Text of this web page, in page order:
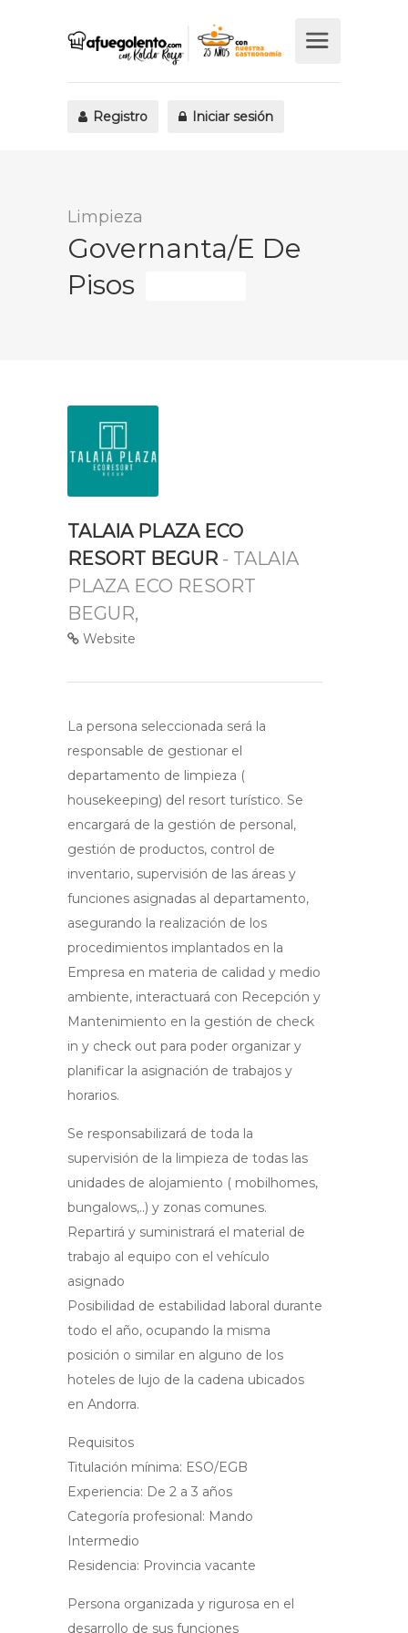
Registro Iniciar sesión
Limpieza
Governanta/e De
Pisos
TALAIA PLAZA ECO
RESORT BEGUR - TALAIA
PLAZA ECO RESORT
BEGUR,
Website
La persona seleccionada será la
responsable de gestionar el
departamento de limpieza (
housekeeping) del resort turístico. Se
encargará de la gestión de personal,
gestión de productos, control de
inventario, supervisión de las áreas y
funciones asignadas al departamento,
asegurando la realización de los
procedimientos implantados en la
Empresa en materia de calidad y medio
ambiente, interactuará con Recepción y
Mantenimiento en la gestión de check
in y check out para poder organizar y
planificar la asignación de trabajos y
horarios.
Se responsabilizará de toda la
supervisión de la limpieza de todas las
unidades de alojamiento ( mobilhomes,
bungalows,..) y zonas comunes.
Repartirá y suministrará el material de
trabajo al equipo con el vehículo
asignado
Posibilidad de estabilidad laboral durante
todo el año, ocupando la misma
posición o similar en alguno de los
hoteles de lujo de la cadena ubicados
en Andorra.
Requisitos
Titulación mínima: ESO/EGB
Experiencia: De 2 a 3 años
Categoría profesional: Mando
Intermedio
Residencia: Provincia vacante
Persona organizada y rigurosa en el
desarrollo de sus funciones